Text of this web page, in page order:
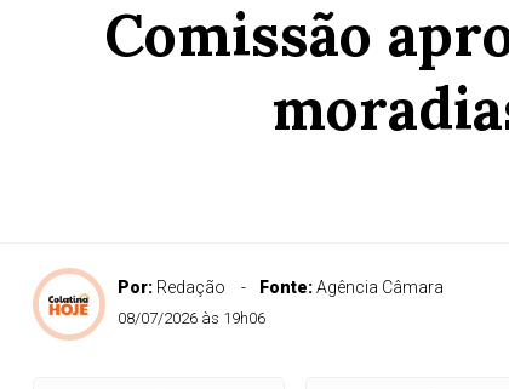
Comissão
Por: Redação Fonte:Agência Câmara
08/07/2026 às 19h06